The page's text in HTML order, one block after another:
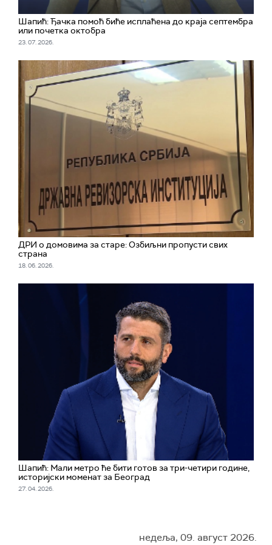
Шапић: Ђачка помоћ биће исплаћена до краја септембра
или почетка октобра
23. 07. 2026.
ДРИ о домовима за старе: Озбиљни пропусти свих
страна
18. 06. 2026.
Шапић: Мали метро ће бити готов за три-четири године,
историјски моменат за Београд
27. 04. 2026.
недеља, 09. август 2026.